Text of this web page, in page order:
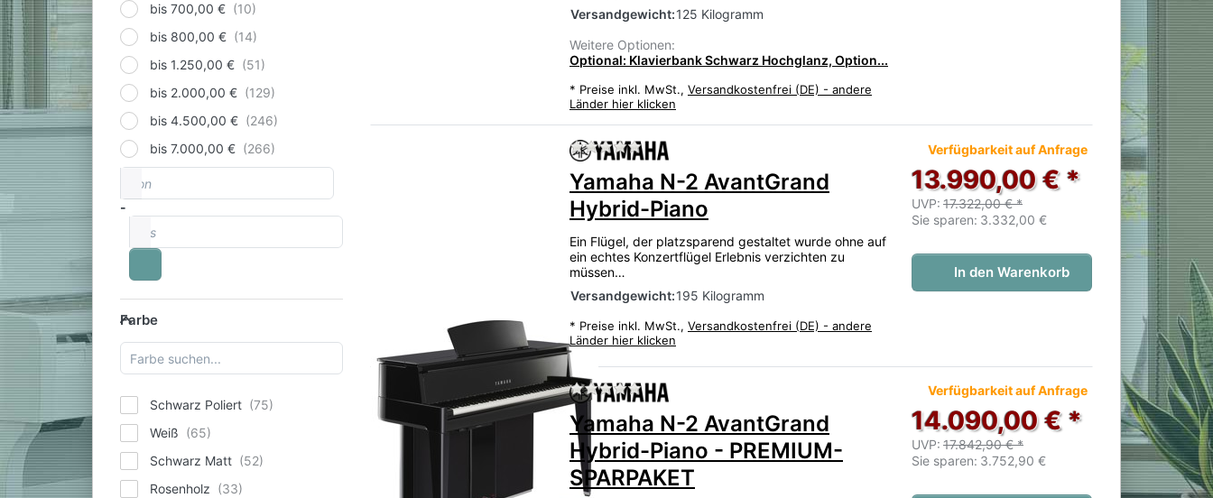
bis 700,00 €
bis 800,00 €
bis 1.250,00 €
bis 2.000,00 €
bis 4.500,00 €
bis 7.000,00 €
Preisspanne
-
Farbe
Farbe
Schwarz Poliert
Weiß
Schwarz Matt
Rosenholz
Versandgewicht:125 Kilogramm
Weitere Optionen:
Optional: Klavierbank Schwarz Hochglanz, Option...
* Preise inkl. MwSt., Versandkostenfrei (DE) - andere
Länder hier klicken
Zu diesem Produkt liegen noch keine Bewertungen vor.
Yamaha N-2 AvantGrand
Hybrid-Piano
Ein Flügel, der platzsparend gestaltet wurde ohne auf
ein echtes Konzertflügel Erlebnis verzichten zu
müssen…
Versandgewicht:195 Kilogramm
* Preise inkl. MwSt., Versandkostenfrei (DE) - andere
Länder hier klicken
Verfügbarkeit auf Anfrage
13.990,00 € *
UVP: 17.322,00 € *
Sie sparen: 3.332,00 €
In den Warenkorb
Zu diesem Produkt liegen noch keine Bewertungen vor.
Yamaha N-2 AvantGrand
Hybrid-Piano - PREMIUM-
SPARPAKET
Verfügbarkeit auf Anfrage
14.090,00 € *
UVP: 17.842,90 € *
Sie sparen: 3.752,90 €